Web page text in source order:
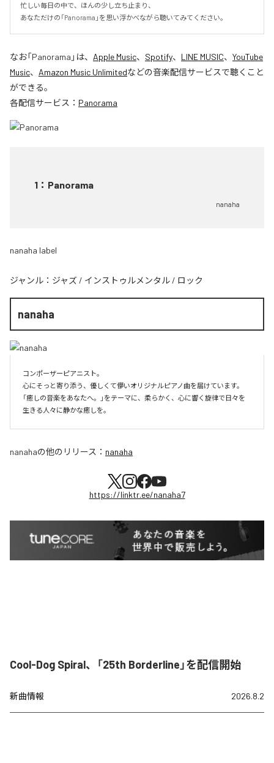
忙しい毎日の中で、ほんの少し立ち止まり、
あなただけの「Panorama」を思い浮かべながら聴いてみてください。
なお「Panorama 」は、 Apple Music、 Spotify、 LINE MUSIC、 YouTube
Music、 Amazon Music Unlimitedなどの音楽配信サービスで聴くこと
ができる。
各配信サービス： Panorama
1 ： Panorama
nanaha
nanaha label
ジャンル： ジャズ / インストゥルメンタル / ロック
nanaha
コンポーザーピアニスト。
心にそっと寄り添う、優しくて儚いオリジナルピアノ曲を届けています。
「癒しの音楽をあなたへ。」をテーマに、柔らかく、心に響く旋律で日々を
生きる人々に静かな癒しを。
nanahaの他のリリース： nanaha
https://linktr.ee/nanaha7
Cool-Dog Spiral、「25th Borderline」を配信開始
新曲情報 2026.8.2